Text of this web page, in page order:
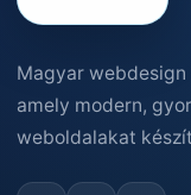
Magyar
amely modern,
weboldalakat